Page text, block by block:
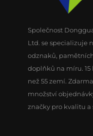
Společnost
Ltd. se specializuje
odznaků,
doplňků na míru. 15
než 55 zemí.
množství
značky pro kvalitu a